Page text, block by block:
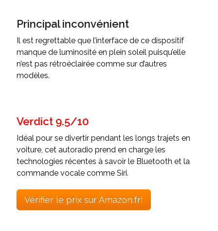
Principal inconvénient
Il est regrettable que l’interface de ce dispositif
manque de luminosité en plein soleil puisqu’elle
n’est pas rétroéclairée comme sur d’autres
modèles.
Verdict 9.5/10
Idéal pour se divertir pendant les longs trajets en
voiture, cet autoradio prend en charge les
technologies récentes à savoir le Bluetooth et la
commande vocale comme Siri.
Vérifier le prix sur Amazon.fr!